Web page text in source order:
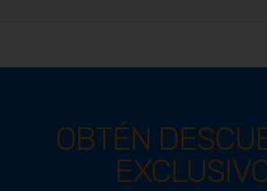
Ver producto
OBTÉN